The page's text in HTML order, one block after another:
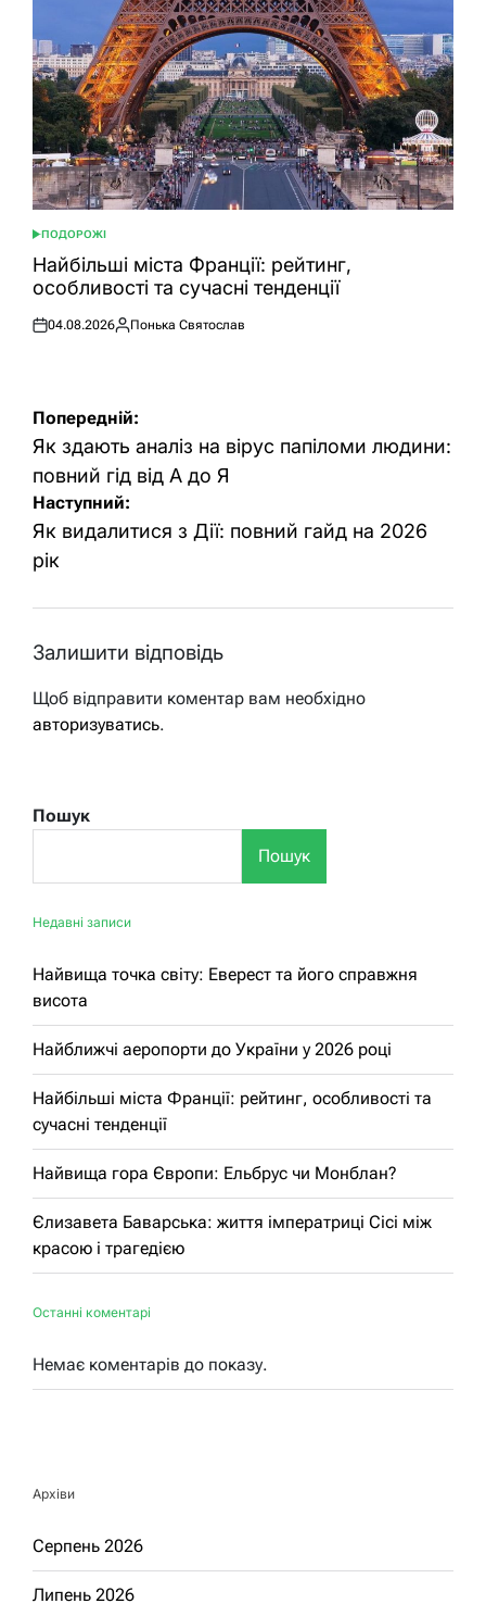
ОПУБЛІКУВАТИ
У
ПОДОРОЖІ
Найбільші міста Франції: рейтинг,
особливості та сучасні тенденції
Оприлюднено
04.08.2026
Опубліковано
Понька Святослав
Навігація
записів
Попередній:
Як здають аналіз на вірус папіломи людини:
повний гід від А до Я
Наступний:
Як видалитися з Дії: повний гайд на 2026
рік
Залишити відповідь
Щоб відправити коментар вам необхідно
авторизуватись.
Пошук
Пошук
Недавні записи
Найвища точка світу: Еверест та його справжня
висота
Найближчі аеропорти до України у 2026 році
Найбільші міста Франції: рейтинг, особливості та
сучасні тенденції
Найвища гора Європи: Ельбрус чи Монблан?
Єлизавета Баварська: життя імператриці Сісі між
красою і трагедією
Останні коментарі
Немає коментарів до показу.
Архіви
Серпень 2026
Липень 2026